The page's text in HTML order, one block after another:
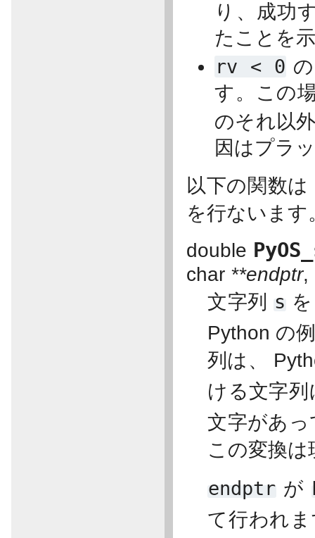
り、成功
たことを
rv
< 0
す。この
のそれ以
因はプラ
以下の関数
を行ないます
double
char **endptr,
文字列
s
Python の
列は、
ける文字
文字があ
この変換
endptr が
て行われ